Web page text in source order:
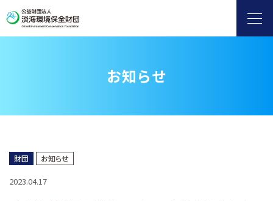
滋賀県地球温暖化防止活動推進センター
お知らせ
財団 お知らせ
2023.04.17